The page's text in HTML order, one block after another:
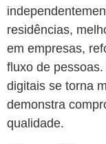
residências,
em empresas,
fluxo de
digitais se torna
demonstra
qualidade.